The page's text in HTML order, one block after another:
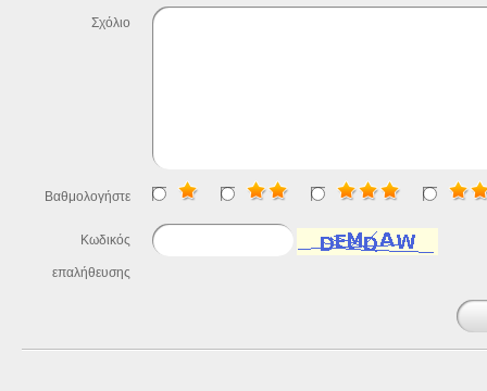
Σχόλιο
Βαθμολογήστε
Κωδικός
επαλήθευσης